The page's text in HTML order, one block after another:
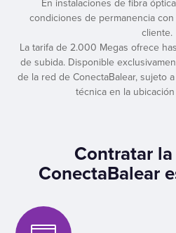
En instalaciones de fibra
condiciones de permanencia
cliente.
La tarifa de 2.000 Megas ofrece
de subida. Disponible
de la red de ConectaBalear, sujeto
técnica en la
Contratar
ConectaBalear